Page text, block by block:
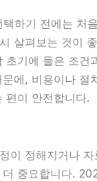
하기 전에는 처
살펴보는 것이
기에 들은 조건
에, 비용이나 절
편이 안전합니다.
이 정해지거나
중요합니다.